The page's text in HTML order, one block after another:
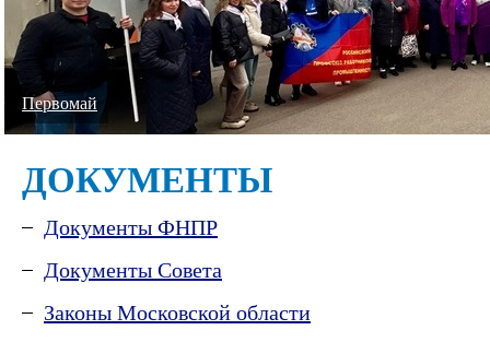
Первомай
ДОКУМЕНТЫ
Документы ФНПР
Документы Совета
Законы Московской области